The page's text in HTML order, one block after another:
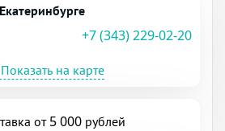
+7 (343) 229-02-20
Показать на карте
от 5 000 рублей